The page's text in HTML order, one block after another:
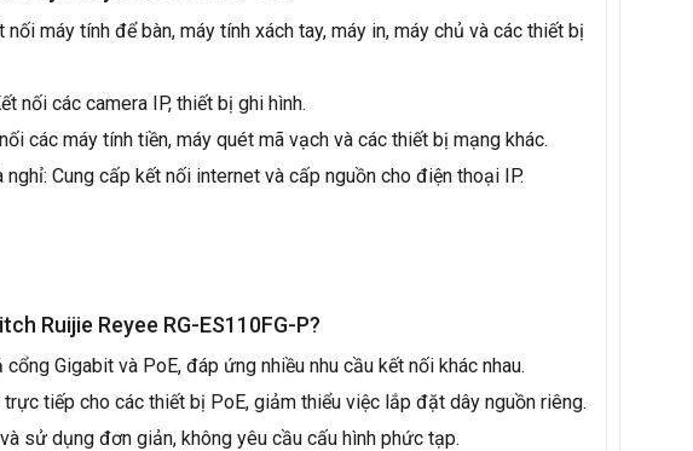
nối máy tính để bàn, máy tính xách tay, máy in, máy chủ và các thiết bị
nối các camera IP, thiết bị ghi hình.
các máy tính tiền, máy quét mã vạch và các thiết bị mạng khác.
nghỉ: Cung cấp kết nối internet và cấp nguồn cho điện thoại IP.
Ruijie Reyee RG-ES110FG-P?
Gigabit và PoE, đáp ứng nhiều nhu cầu kết nối khác nhau.
trực tiếp cho các thiết bị PoE, giảm thiểu việc lắp đặt dây nguồn riêng.
sử dụng đơn giản, không yêu cầu cấu hình phức tạp.